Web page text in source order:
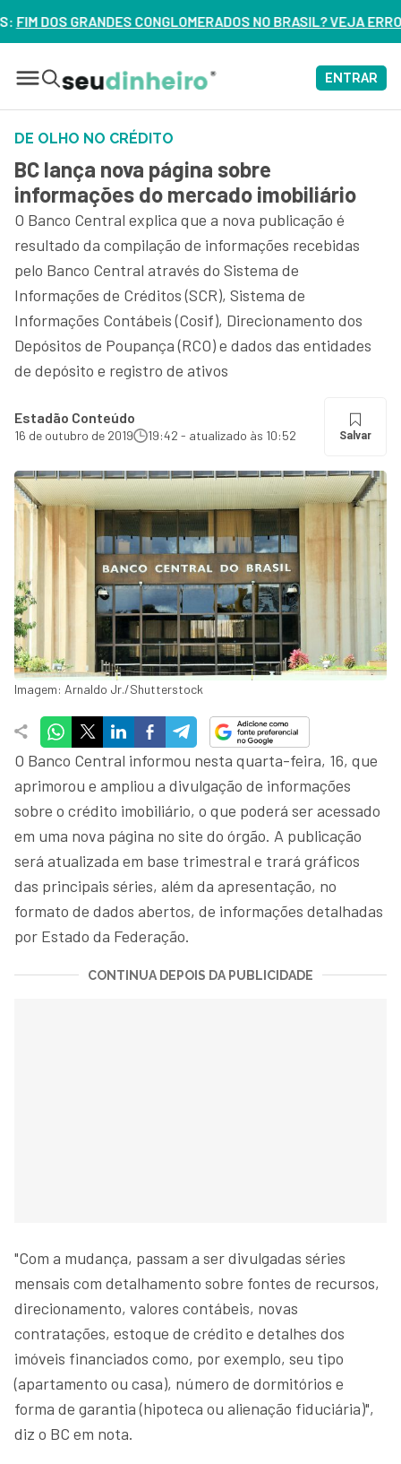
NO BRASIL? VEJA ERROS DE 3 DELES – ASSISTA
ENTRAR
DE OLHO NO CRÉDITO
BC lança nova página sobre
informações do mercado imobiliário
O Banco Central explica que a nova publicação é
resultado da compilação de informações recebidas
pelo Banco Central através do Sistema de
Informações de Créditos (SCR), Sistema de
Informações Contábeis (Cosif), Direcionamento dos
Depósitos de Poupança (RCO) e dados das entidades
de depósito e registro de ativos
Estadão Conteúdo
16 de outubro de 2019 19:42 - atualizado às 10:52 Salvar
Imagem: Arnaldo Jr./Shutterstock
O Banco Central informou nesta quarta-feira, 16, que
aprimorou e ampliou a divulgação de informações
sobre o crédito imobiliário, o que poderá ser acessado
em uma nova página no site do órgão. A publicação
será atualizada em base trimestral e trará gráficos
das principais séries, além da apresentação, no
formato de dados abertos, de informações detalhadas
por Estado da Federação.
CONTINUA DEPOIS DA PUBLICIDADE
"Com a mudança, passam a ser divulgadas séries
mensais com detalhamento sobre fontes de recursos,
direcionamento, valores contábeis, novas
contratações, estoque de crédito e detalhes dos
imóveis financiados como, por exemplo, seu tipo
(apartamento ou casa), número de dormitórios e
forma de garantia (hipoteca ou alienação fiduciária)",
diz o BC em nota.